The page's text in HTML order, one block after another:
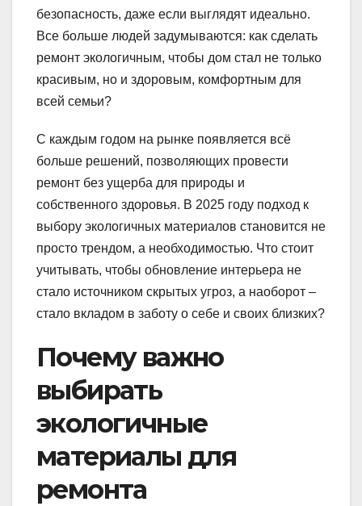
безопасность, даже если выглядят идеально.
Все больше людей задумываются: как сделать
ремонт экологичным, чтобы дом стал не только
красивым, но и здоровым, комфортным для
всей семьи?
С каждым годом на рынке появляется всё
больше решений, позволяющих провести
ремонт без ущерба для природы и
собственного здоровья. В 2025 году подход к
выбору экологичных материалов становится не
просто трендом, а необходимостью. Что стоит
учитывать, чтобы обновление интерьера не
стало источником скрытых угроз, а наоборот –
стало вкладом в заботу о себе и своих близких?
Почему важно
выбирать
экологичные
материалы для
ремонта